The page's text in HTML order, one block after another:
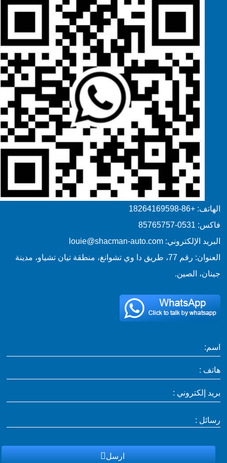
الهاتف: +86-18264169598
فاكس: 0531-85765757
البريد الإلكتروني: louie@shacman-auto.com
العنوان: رقم 77، طريق دا وي تشوانغ، منطقة تيان تشياو، مدينة
جينان، الصين.
اسم:
هاتف :
بريد إلكتروني :
رسائل :
ارسل